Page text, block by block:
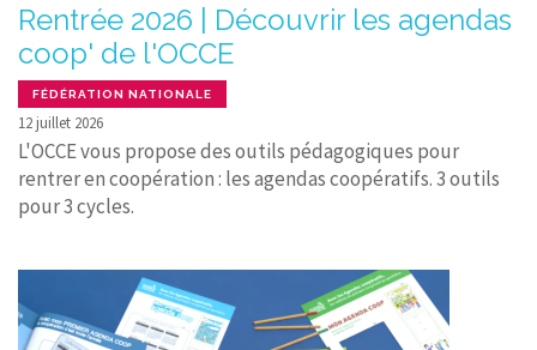
Rentrée 2026 | Découvrir les agendas
coop' de l'OCCE
FÉDÉRATION NATIONALE
12 juillet 2026
L'OCCE vous propose des outils pédagogiques pour
rentrer en coopération : les agendas coopératifs. 3 outils
pour 3 cycles.